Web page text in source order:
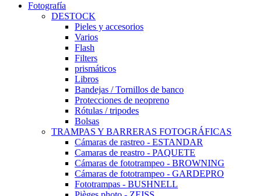
Fotografía
DESTOCK
Pieles y accesorios
Varios
Flash
Filters
prismáticos
Libros
Bandejas / Tornillos de banco
Protecciones de neopreno
Rótulas / tripodes
Bolsas
TRAMPAS Y BARRERAS FOTOGRÁFICAS
Cámaras de rastreo - ESTANDAR
Camaras de reastro - PAQUETE
Cámaras de fototrampeo - BROWNING
Cámaras de fototrampeo - GARDEPRO
Fototrampas - BUSHNELL